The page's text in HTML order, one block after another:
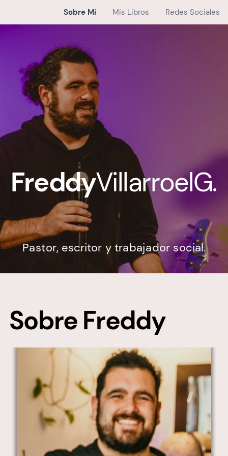
Sobre Mi Mis Libros Redes Sociales
FreddyVillarroelG.
Pastor, escritor y trabajador social.
Sobre Freddy